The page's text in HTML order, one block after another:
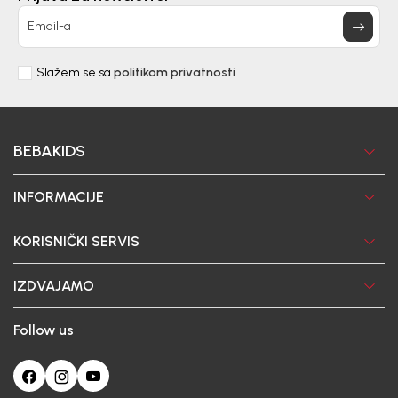
Email-a
Slažem se sa politikom privatnosti
BEBAKIDS
INFORMACIJE
KORISNIČKI SERVIS
IZDVAJAMO
Follow us